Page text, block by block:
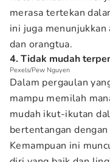
merasa tertekan
ini juga menunjukkan
dan orangtua.
4. Tidak mudah
Pexels/Pew Nguyen
Dalam pergaulan
mampu memilah
mudah ikut-ikutan
bertentangan
Kemampuan ini